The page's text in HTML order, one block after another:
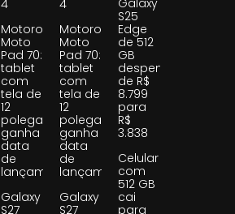
4
Motorola
Moto
Pad 70:
tablet
com
tela de
12
polegadas
ganha
data
de
lançamento
Galaxy
S27
4
Motorola
Moto
Pad 70:
tablet
com
tela de
12
polegadas
ganha
data
de
lançamento
Galaxy
S27
S25
Edge
de 512
GB
despenca
de R$
8.799
para
R$
3.838
Celular
com
512 GB
cai
para